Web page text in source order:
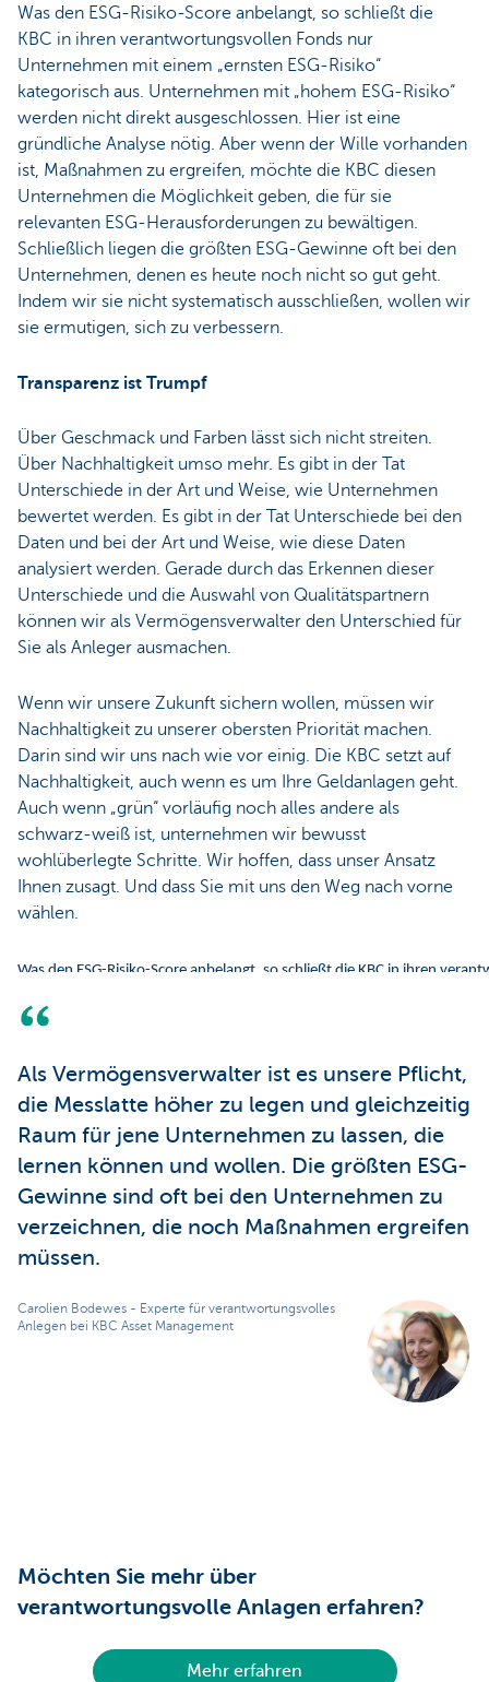
Was den ESG-Risiko-Score anbelangt, so schließt die
KBC in ihren verantwortungsvollen Fonds nur
Unternehmen mit einem „ernsten ESG-Risiko“
kategorisch aus. Unternehmen mit „hohem ESG-Risiko“
werden nicht direkt ausgeschlossen. Hier ist eine
gründliche Analyse nötig. Aber wenn der Wille vorhanden
ist, Maßnahmen zu ergreifen, möchte die KBC diesen
Unternehmen die Möglichkeit geben, die für sie
relevanten ESG-Herausforderungen zu bewältigen.
Schließlich liegen die größten ESG-Gewinne oft bei den
Unternehmen, denen es heute noch nicht so gut geht.
Indem wir sie nicht systematisch ausschließen, wollen wir
sie ermutigen, sich zu verbessern.
Transparenz ist Trumpf
Über Geschmack und Farben lässt sich nicht streiten.
Über Nachhaltigkeit umso mehr. Es gibt in der Tat
Unterschiede in der Art und Weise, wie Unternehmen
bewertet werden. Es gibt in der Tat Unterschiede bei den
Daten und bei der Art und Weise, wie diese Daten
analysiert werden. Gerade durch das Erkennen dieser
Unterschiede und die Auswahl von Qualitätspartnern
können wir als Vermögensverwalter den Unterschied für
Sie als Anleger ausmachen.
Wenn wir unsere Zukunft sichern wollen, müssen wir
Nachhaltigkeit zu unserer obersten Priorität machen.
Darin sind wir uns nach wie vor einig.
Die KBC setzt auf
Nachhaltigkeit, auch wenn es um Ihre Geldanlagen geht.
Auch wenn „grün“ vorläufig noch alles andere als
schwarz-weiß ist, unternehmen wir bewusst
wohlüberlegte Schritte. Wir hoffen, dass unser Ansatz
Ihnen zusagt. Und dass Sie mit uns den Weg nach vorne
wählen.
Was den ESG-Risiko-Score anbelangt, so schließt die KBC in ihren
Als Vermögensverwalter ist es unsere Pflicht,
die Messlatte höher zu legen und gleichzeitig
Raum für jene Unternehmen zu lassen, die
lernen können und wollen. Die größten ESG-
Gewinne sind oft bei den Unternehmen zu
verzeichnen, die noch Maßnahmen ergreifen
müssen.
Carolien Bodewes - Experte für verantwortungsvolles
Anlegen bei KBC Asset Management
Möchten Sie mehr über
verantwortungsvolle Anlagen erfahren?
Mehr erfahren